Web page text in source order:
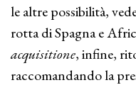
le altre possibilità,
rotta di Spagna e
acquisitione, infine,
raccomandando la